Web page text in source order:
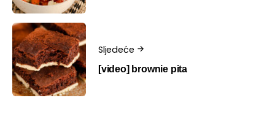
Sljedeće
[video] brownie pita